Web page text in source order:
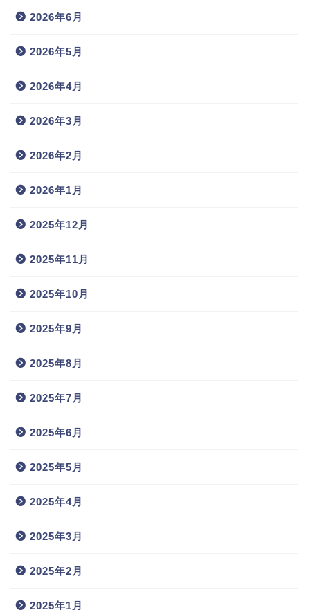
2026年6月
2026年5月
2026年4月
2026年3月
2026年2月
2026年1月
2025年12月
2025年11月
2025年10月
2025年9月
2025年8月
2025年7月
2025年6月
2025年5月
2025年4月
2025年3月
2025年2月
2025年1月